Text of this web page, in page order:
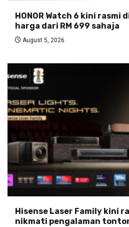
HONOR Watch 6 kini rasmi
harga dari RM 699 sahaja
August 5, 2026
Hisense Laser Family kini
nikmati pengalaman